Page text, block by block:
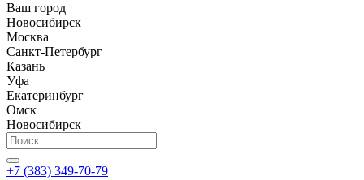
Ваш город
Новосибирск
Москва
Санкт-Петербург
Казань
Уфа
Екатеринбург
Омск
Новосибирск
+7 (383) 349-70-79